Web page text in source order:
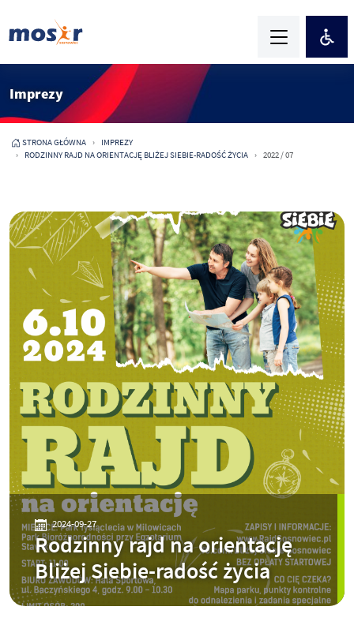
Imprezy
STRONA GŁÓWNA
IMPREZY
RODZINNY RAJD NA ORIENTACJĘ BLIŻEJ SIEBIE-RADOŚĆ ŻYCIA
2022 / 07
2024-09-27
Rodzinny rajd na orientację
Bliżej Siebie-radość życia